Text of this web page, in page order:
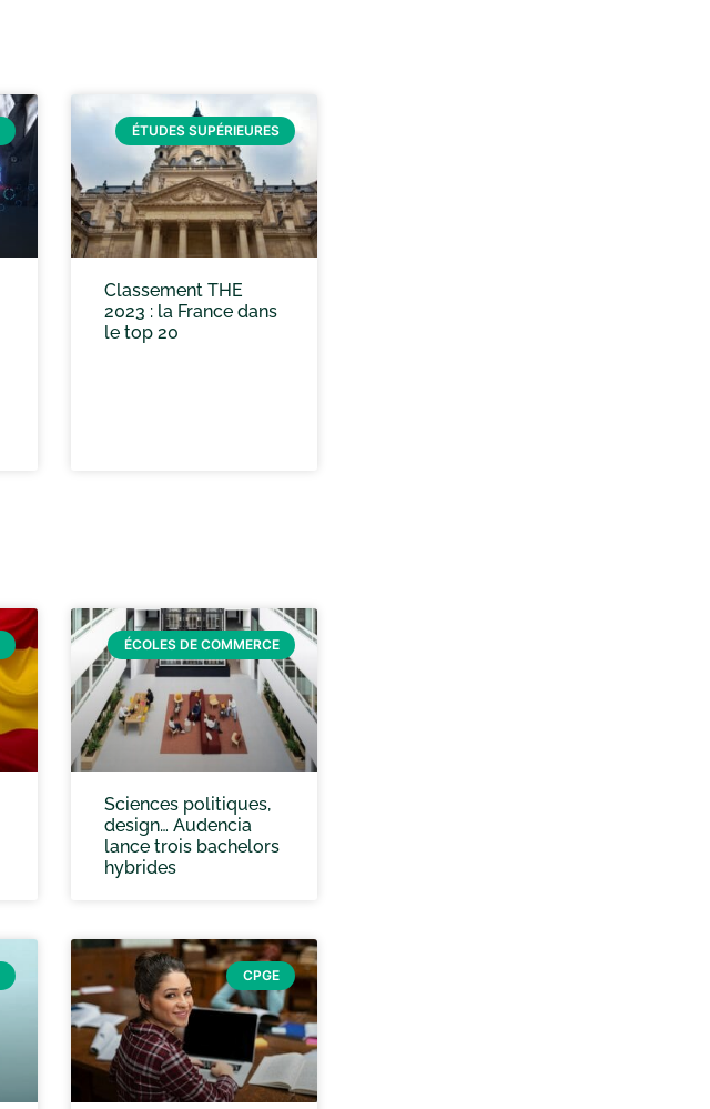
ÉTUDES SUPÉRIEURES
Classement THE
2023 : la France dans
le top 20
ÉCOLES DE COMMERCE
Sciences politiques,
design… Audencia
lance trois bachelors
hybrides
CPGE